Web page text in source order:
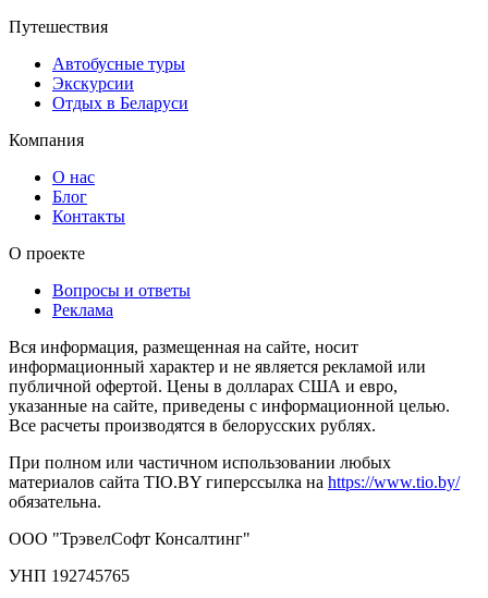
Путешествия
Автобусные туры
Экскурсии
Отдых в Беларуси
Компания
О нас
Блог
Контакты
О проекте
Вопросы и ответы
Реклама
Вся информация, размещенная на сайте, носит
информационный характер и не является рекламой или
публичной офертой. Цены в долларах США и евро,
указанные на сайте, приведены с информационной целью.
Все расчеты производятся в белорусских рублях.
При полном или частичном использовании любых
материалов сайта TIO.BY гиперссылка на https://www.tio.by/
обязательна.
ООО "ТрэвелСофт Консалтинг"
УНП 192745765